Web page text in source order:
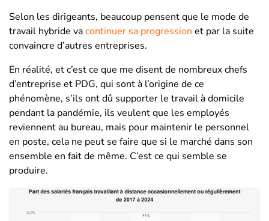
Selon les dirigeants, beaucoup pensent que le mode de
travail hybride vacontinuer sa progression et par la suite
convaincre d’autres entreprises.
En réalité, et c’est ce que me disent de nombreux chefs
d’entreprise et PDG, qui sont à l’origine de ce
phénomène, s’ils ont dû supporter le travail à domicile
pendant la pandémie, ils veulent que les employés
reviennent au bureau, mais pour maintenir le personnel
en poste, cela ne peut se faire que si le marché dans son
ensemble en fait de même. C’est ce qui semble se
produire.